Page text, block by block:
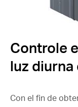
Controle
luz diurna
Con el fin de